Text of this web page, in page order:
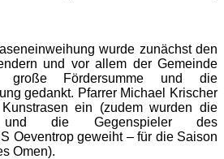
wurde zunächst den
und vor allem der Gemeinde
Fördersumme und die
gedankt. Pfarrer Michael
Krischer
ein (zudem wurden die
die Gegenspieler des
Oeventrop geweiht – für die Saison
Omen).